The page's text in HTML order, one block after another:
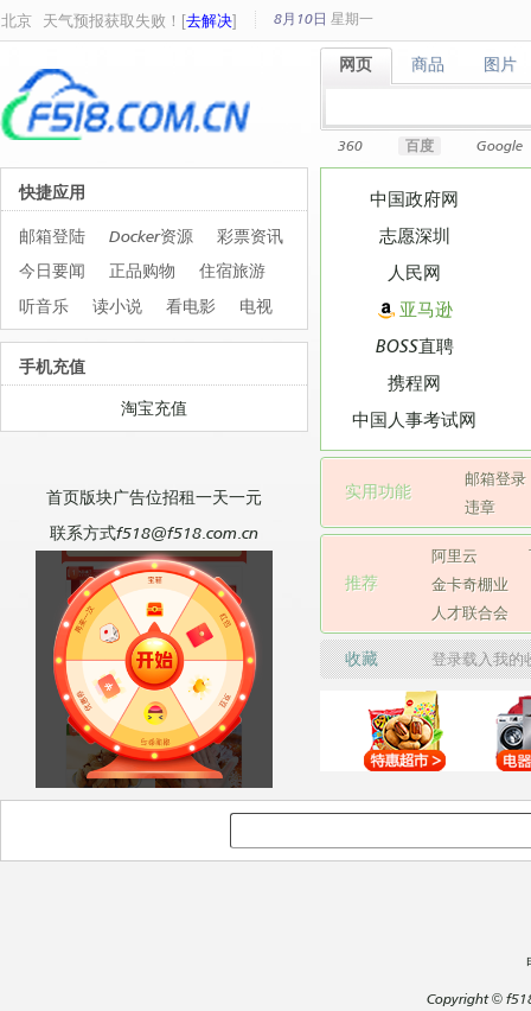
北京 天气预报获取失败！[去解决] 8月10日 星期一
网页
网页 商品
商品 图片
图片
360 百度 Google
中国政府网
志愿深圳
人民网
亚马逊
BOSS直聘
携程网
中国人事考试网
实用功能
邮箱登录
违章
推荐
阿里云
金卡奇棚业
人才联合会
收藏 登录载入我
快捷应用
邮箱登陆 Docker资源
彩票资讯
今日要闻
正品购物
住宿旅游
听音乐
读小说 看电影 电视
手机充值
淘宝充值
首页版块广告位招租一天一元
联系方式f518@f518.com.cn
Copyright©